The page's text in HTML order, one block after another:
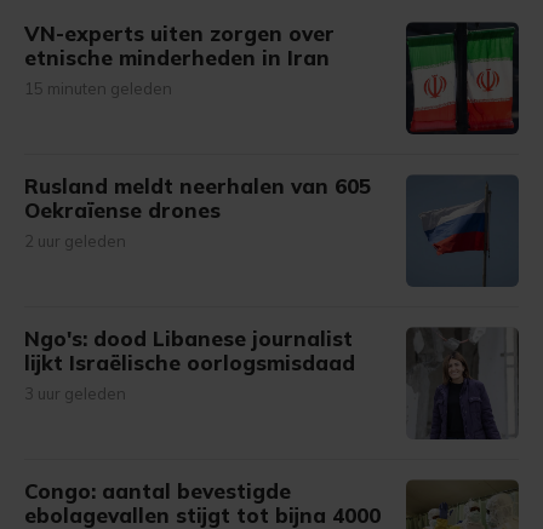
VN-experts uiten zorgen over
etnische minderheden in Iran
15 minuten geleden
Rusland meldt neerhalen van 605
Oekraïense drones
2 uur geleden
Ngo's: dood Libanese journalist
lijkt Israëlische oorlogsmisdaad
3 uur geleden
Congo: aantal bevestigde
ebolagevallen stijgt tot bijna 4000